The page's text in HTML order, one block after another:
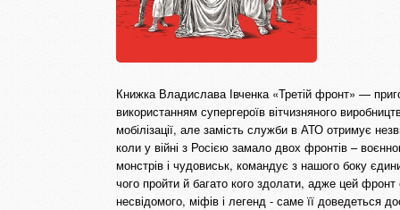
Книжка Владислава Івченка «Третій фронт» —
використанням супергероїв вітчизняного
мобілізації, але замість служби в АТО отримує
коли у війні з Росією замало двох фронтів –
монстрів і чудовиськ, командує з нашого боку
чого пройти й багато кого здолати, адже цей
несвідомого, міфів і легенд - саме її доведеться